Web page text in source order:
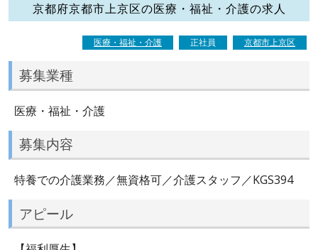
京都府京都市上京区の医療・福祉・介護の求人
医療・福祉・介護 正社員 京都市上京区
募集業種
医療・福祉・介護
募集内容
特養での介護業務／無資格可／介護スタッフ／KGS394
アピール